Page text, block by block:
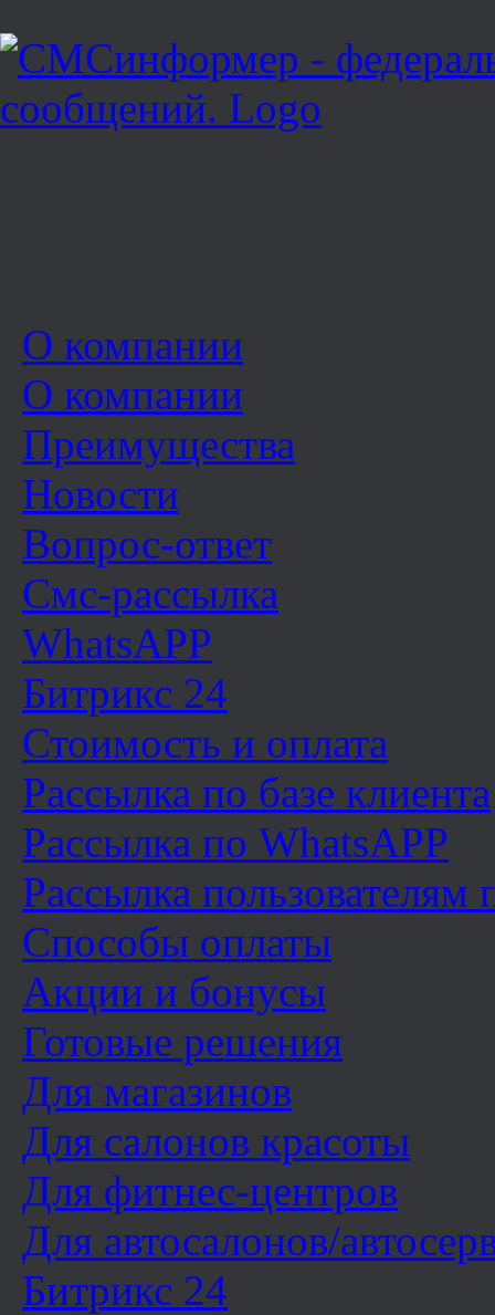
О компании
О компании
Преимущества
Новости
Вопрос-ответ
Смс-рассылка
WhatsAPP
Битрикс 24
Стоимость и оплата
Рассылка по базе клиента
Рассылка по WhatsAPP
Рассылка
Способы оплаты
Акции и бонусы
Готовые решения
Для магазинов
Для салонов красоты
Для фитнес-центров
Для автосалонов/
Битрикс 24